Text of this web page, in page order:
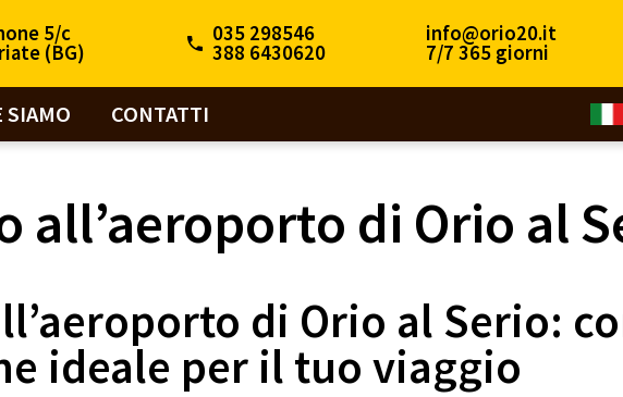
5/c
(BG)
035 298546
388 6430620
info@orio20.it
7/7 365 giorni
SIAMO CONTATTI
all’aeroporto di Orio al
di Orio al Serio:
ideale per il tuo viaggio